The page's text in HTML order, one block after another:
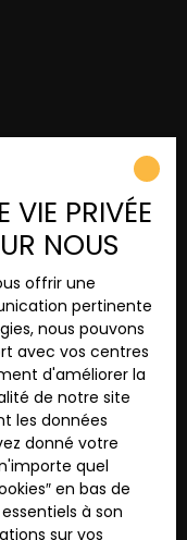
VIE PRIVÉE
NOUS
offrir une
pertinente
nous pouvons
avec vos centres
d'améliorer la
de notre site
les données
donné votre
quel
en bas de
à son
sur vos